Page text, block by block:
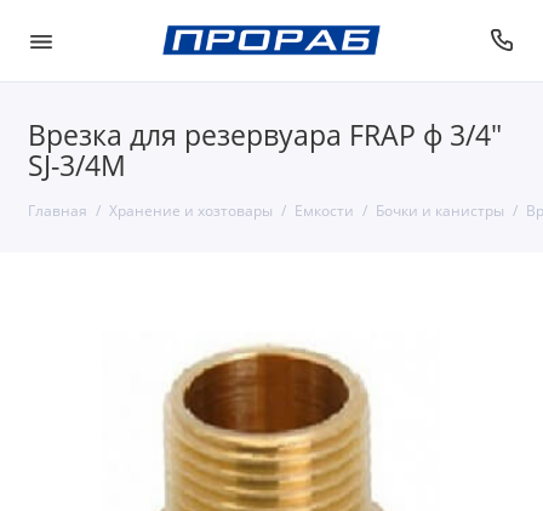
Врезка для резервуара FRAP ф 3/4"
SJ-3/4M
Главная Хранение и хозтовары Емкости Бочки и канистры